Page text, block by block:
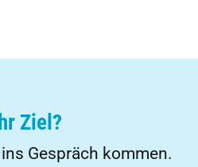
Ziel?
Gespräch kommen.